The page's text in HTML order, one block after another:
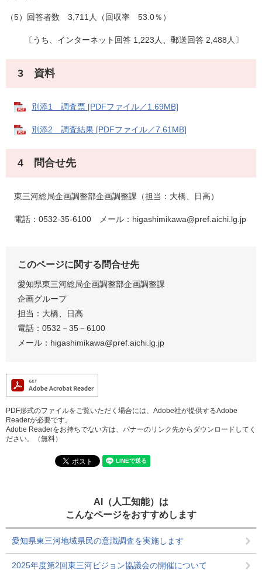
（5）回答者数 3,711人（回収率 53.0％）
〔うち、インターネット回答 1,223人、郵送回答 2,488人〕
3 資料
別添1 調査票 [PDFファイル／1.69MB]
別添2 調査結果 [PDFファイル／7.61MB]
4 問合せ先
東三河総局企画調整部企画調整課（担当：大橋、日高）
電話：0532-35-6100 メール：higashimikawa@pref.aichi.lg.jp
このページに関する問合せ先
愛知県東三河総局企画調整部企画調整課
企画グループ
担当：大橋、日高
電話：0532－35－6100
メール：higashimikawa@pref.aichi.lg.jp
PDF形式のファイルをご覧いただく場合には、Adobe社が提供するAdobe
Readerが必要です。
Adobe Readerをお持ちでない方は、バナーのリンク先からダウンロードしてく
ださい。（無料）
AI（人工知能）は
こんなページをおすすめします
愛知県東三河地域県民の意識調査を実施します
2025年度第2回東三河ビジョン協議会の開催について